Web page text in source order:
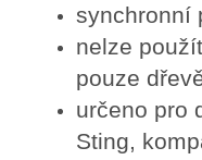
synchronní
nelze
pouze
určeno pro
Sting,